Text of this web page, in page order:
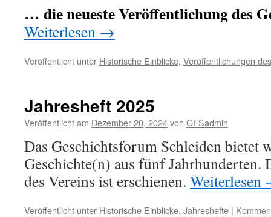
… die neueste Veröffentlichung des
Weiterlesen →
Veröffentlicht unter Historische Einblicke, Veröffentlichungen
Jahresheft 2025
Veröffentlicht am Dezember 20, 2024von GFSadmin
Das Geschichtsforum Schleiden bietet
Geschichte(n) aus fünf Jahrhunderten.
des Vereins ist erschienen. Weiterlesen
Veröffentlicht unter Historische Einblicke, Jahreshefte |